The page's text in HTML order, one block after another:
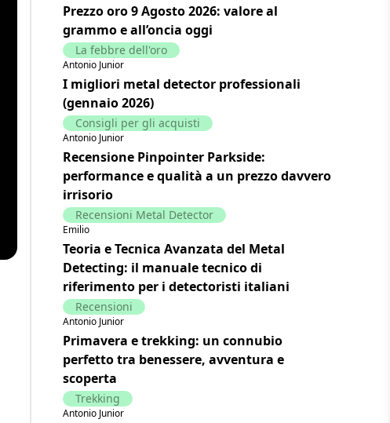
Prezzo oro 9 Agosto 2026: valore al
grammo e all’oncia oggi
La febbre dell'oro
Antonio Junior
I migliori metal detector professionali
(gennaio 2026)
Consigli per gli acquisti
Antonio Junior
Recensione Pinpointer Parkside:
performance e qualità a un prezzo davvero
irrisorio
Recensioni Metal Detector
Emilio
Teoria e Tecnica Avanzata del Metal
Detecting: il manuale tecnico di
riferimento per i detectoristi italiani
Recensioni
Antonio Junior
Primavera e trekking: un connubio
perfetto tra benessere, avventura e
scoperta
Trekking
Antonio Junior